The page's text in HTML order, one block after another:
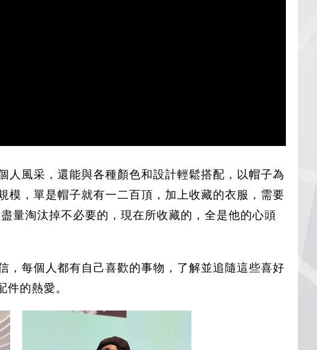
人風采，還能與各種顏色和設計輕鬆搭配，以帽子為
模，單是帽子就有一二百頂，加上收藏的衣服，需要
量淘汰掉不必要的，現在所收藏的，全是他的心頭
，每個人都有自己喜歡的事物，了解並追隨這些喜好
的熱愛。